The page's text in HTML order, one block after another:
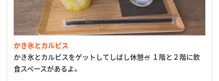
かき氷とカルピス
かき氷とカルピスをゲットしてしばし休憩🍧 １階と２階に飲
食スペースがあるよ。